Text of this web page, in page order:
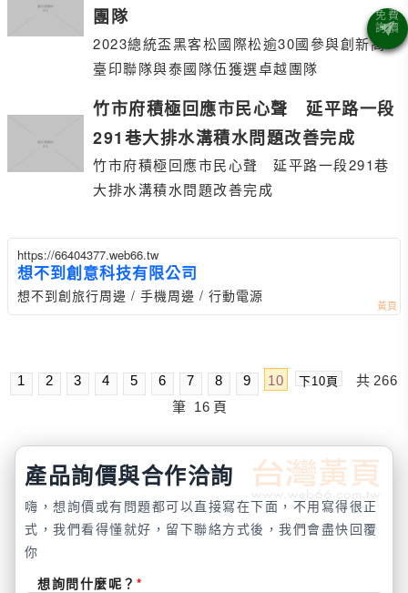
團隊
2023總統盃黑客松國際松逾30國參與創新高
臺印聯隊與泰國隊伍獲選卓越團隊
竹市府積極回應市民心聲 延平路一段
291巷大排水溝積水問題改善完成
竹市府積極回應市民心聲 延平路一段291巷
大排水溝積水問題改善完成
https://66404377.web66.tw
想不到創意科技有限公司
想不到創旅行周邊 / 手機周邊 / 行動電源
1 2 3 4 5 6 7 8 9 10 下10頁 共 266
筆 16 頁
產品詢價與合作洽詢
嗨，想詢價或有問題都可以直接寫在下面，不用寫得很正
式，我們看得懂就好，留下聯絡方式後，我們會盡快回覆
你
想詢問什麼呢？